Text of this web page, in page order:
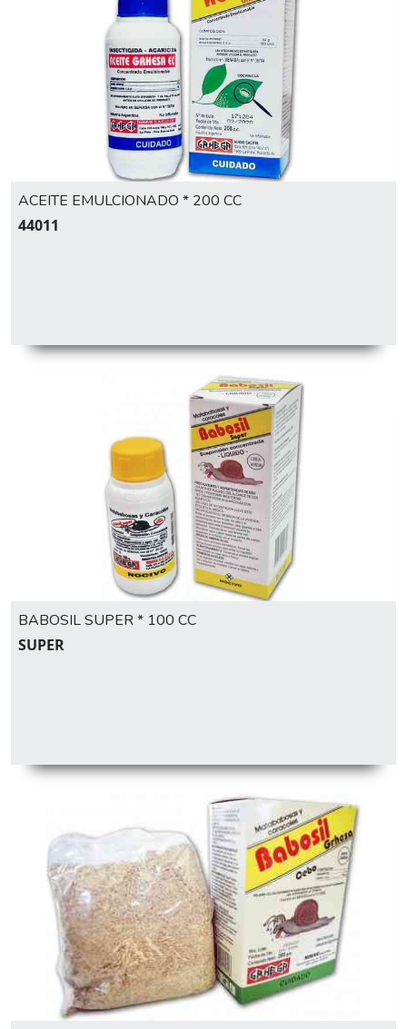
ACEITE EMULCIONADO * 200 CC
44011
BABOSIL SUPER * 100 CC
SUPER